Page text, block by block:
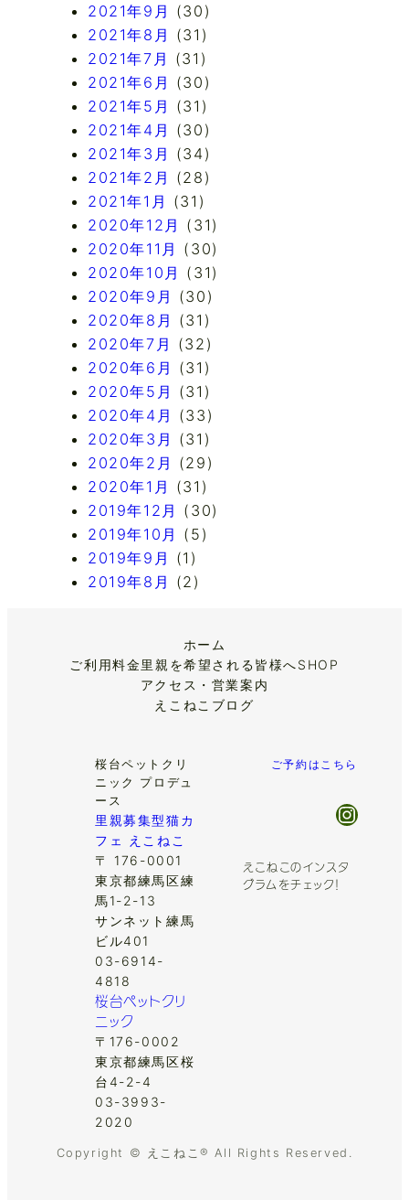
2021年9月 (30)
2021年8月 (31)
2021年7月 (31)
2021年6月 (30)
2021年5月 (31)
2021年4月 (30)
2021年3月 (34)
2021年2月 (28)
2021年1月 (31)
2020年12月 (31)
2020年11月 (30)
2020年10月 (31)
2020年9月 (30)
2020年8月 (31)
2020年7月 (32)
2020年6月 (31)
2020年5月 (31)
2020年4月 (33)
2020年3月 (31)
2020年2月 (29)
2020年1月 (31)
2019年12月 (30)
2019年10月 (5)
2019年9月 (1)
2019年8月 (2)
ホーム
ご利用料金里親を希望される皆様へSHOP
アクセス・営業案内
えこねこブログ
桜台ペットクリ
ニック プロデュ
ース
里親募集型猫カ
フェ えこねこ
〒 176-0001
東京都練馬区練
馬1-2-13
サンネット練馬
ビル401
03-6914-
4818
桜台ペットクリ
ニック
〒176-0002
東京都練馬区桜
台4-2-4
03-3993-
2020
ご予約はこちら
えこねこのインスタ
グラムをチェック！
Copyright © えこねこ® All Rights Reserved.